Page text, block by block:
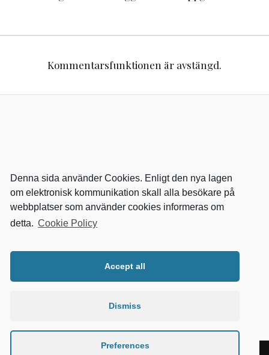
Kommentarsfunktionen är avstängd.
Denna sida använder Cookies. Enligt den nya lagen
om elektronisk kommunikation skall alla besökare på
webbplatser som använder cookies informeras om
detta. Cookie Policy
Accept all
Dismiss
Preferences